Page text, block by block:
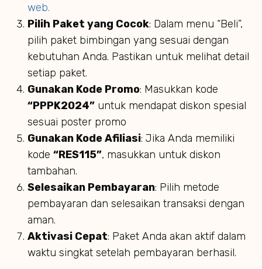
web.
Pilih Paket yang Cocok: Dalam menu “Beli”,
pilih paket bimbingan yang sesuai dengan
kebutuhan Anda. Pastikan untuk melihat detail
setiap paket.
Gunakan Kode Promo: Masukkan kode
“PPPK2024” untuk mendapat diskon spesial
sesuai poster promo
Gunakan Kode Afiliasi: Jika Anda memiliki
kode “RES115”, masukkan untuk diskon
tambahan.
Selesaikan Pembayaran: Pilih metode
pembayaran dan selesaikan transaksi dengan
aman.
Aktivasi Cepat: Paket Anda akan aktif dalam
waktu singkat setelah pembayaran berhasil.